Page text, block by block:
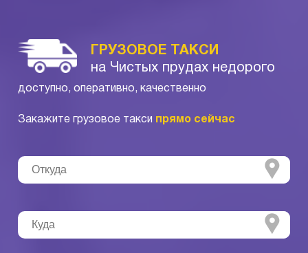
ГРУЗОВОЕ ТАКСИ
на Чистых прудах недорого
доступно, оперативно, качественно
Закажите грузовое такси прямо сейчас